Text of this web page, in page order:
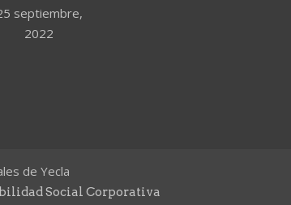
septiembre,
2022
de Yecla
Social Corporativa